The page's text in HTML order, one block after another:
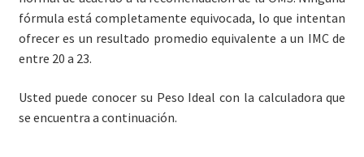
fórmula está completamente equivocada, lo que intentan
ofrecer es un resultado promedio equivalente a un IMC de
entre 20 a 23.
Usted puede conocer su Peso Ideal con la calculadora que
se encuentra a continuación.